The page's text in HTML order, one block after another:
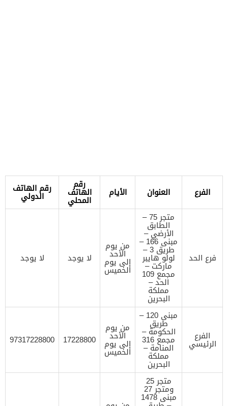
الفرع العنوان الأيام
رقم
الهاتف
المحلي
رقم الهاتف
الدولي
فرع الحد
متجر 75 –
الطابق
الأرضي –
مبنى 166 –
طريق 3 –
لولو هايبر
ماركت –
مجمع 109
الحد –
مملكة
البحرين
من يوم
الأحد
إلى يوم
الخميس
لا يوجد لا يوجد
الفرع
الرئيسي
مبنى 120 –
طريق
الحكومة –
مجمع 316
المنامة –
مملكة
البحرين
من يوم
الأحد
إلى يوم
الخميس
17228800
97317228800
متجر 25
ومتجر 27
مبنى 1478